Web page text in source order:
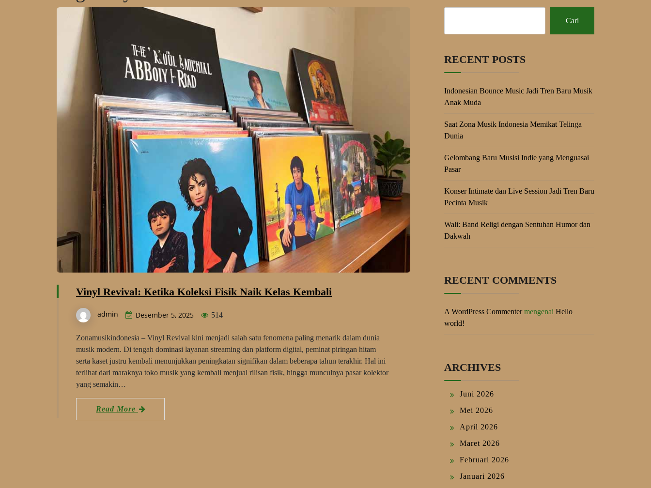
Vinyl Revival: Ketika Koleksi Fisik Naik Kelas Kembali
admin Desember 5, 2025 514
Zonamusikindonesia – Vinyl Revival kini menjadi salah satu fenomena paling menarik dalam dunia
musik modern. Di tengah dominasi layanan streaming dan platform digital, peminat piringan hitam
serta kaset justru kembali menunjukkan peningkatan signifikan dalam beberapa tahun terakhir. Hal ini
terlihat dari maraknya toko musik yang kembali menjual rilisan fisik, hingga munculnya pasar kolektor
yang semakin…
Read More
Cari
RECENT POSTS
Indonesian Bounce Music Jadi Tren Baru Musik
Anak Muda
Saat Zona Musik Indonesia Memikat Telinga
Dunia
Gelombang Baru Musisi Indie yang Menguasai
Pasar
Konser Intimate dan Live Session Jadi Tren Baru
Pecinta Musik
Wali: Band Religi dengan Sentuhan Humor dan
Dakwah
RECENT COMMENTS
A WordPress Commentermengenai Hello
world!
ARCHIVES
Juni 2026
Mei 2026
April 2026
Maret 2026
Februari 2026
Januari 2026